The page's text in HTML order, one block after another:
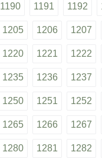
1190 1191 1192
1205 1206 1207
1220 1221 1222
1235 1236 1237
1250 1251 1252
1265 1266 1267
1280 1281 1282